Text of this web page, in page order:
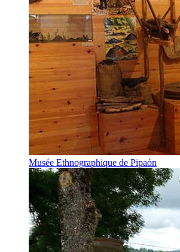
Musée Ethnographique de Pipaón